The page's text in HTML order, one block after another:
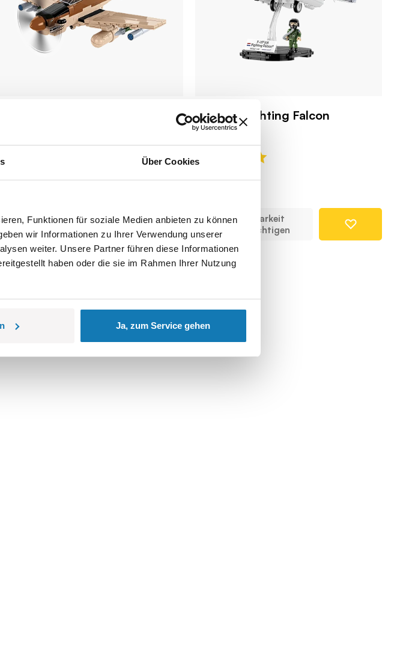
Über Cookies
Funktionen für soziale Medien anbieten zu können
wir Informationen zu Ihrer Verwendung unserer
weiter. Unsere Partner führen diese Informationen
haben oder die sie im Rahmen Ihrer Nutzung
Ja, zum Service gehen
€
In den Warenkorb
F-16AM Fighting Falcon
COBI-5896
49,99 €
Verfügbarkeit
benachrichtigen